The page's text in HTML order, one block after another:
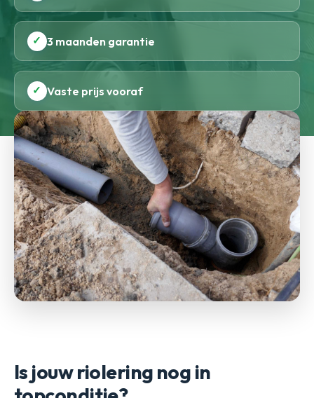
✓ 3 maanden garantie
✓ Vaste prijs vooraf
Is jouw riolering nog in